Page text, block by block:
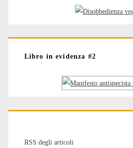
Libro in evidenza #2
RSS degli articoli